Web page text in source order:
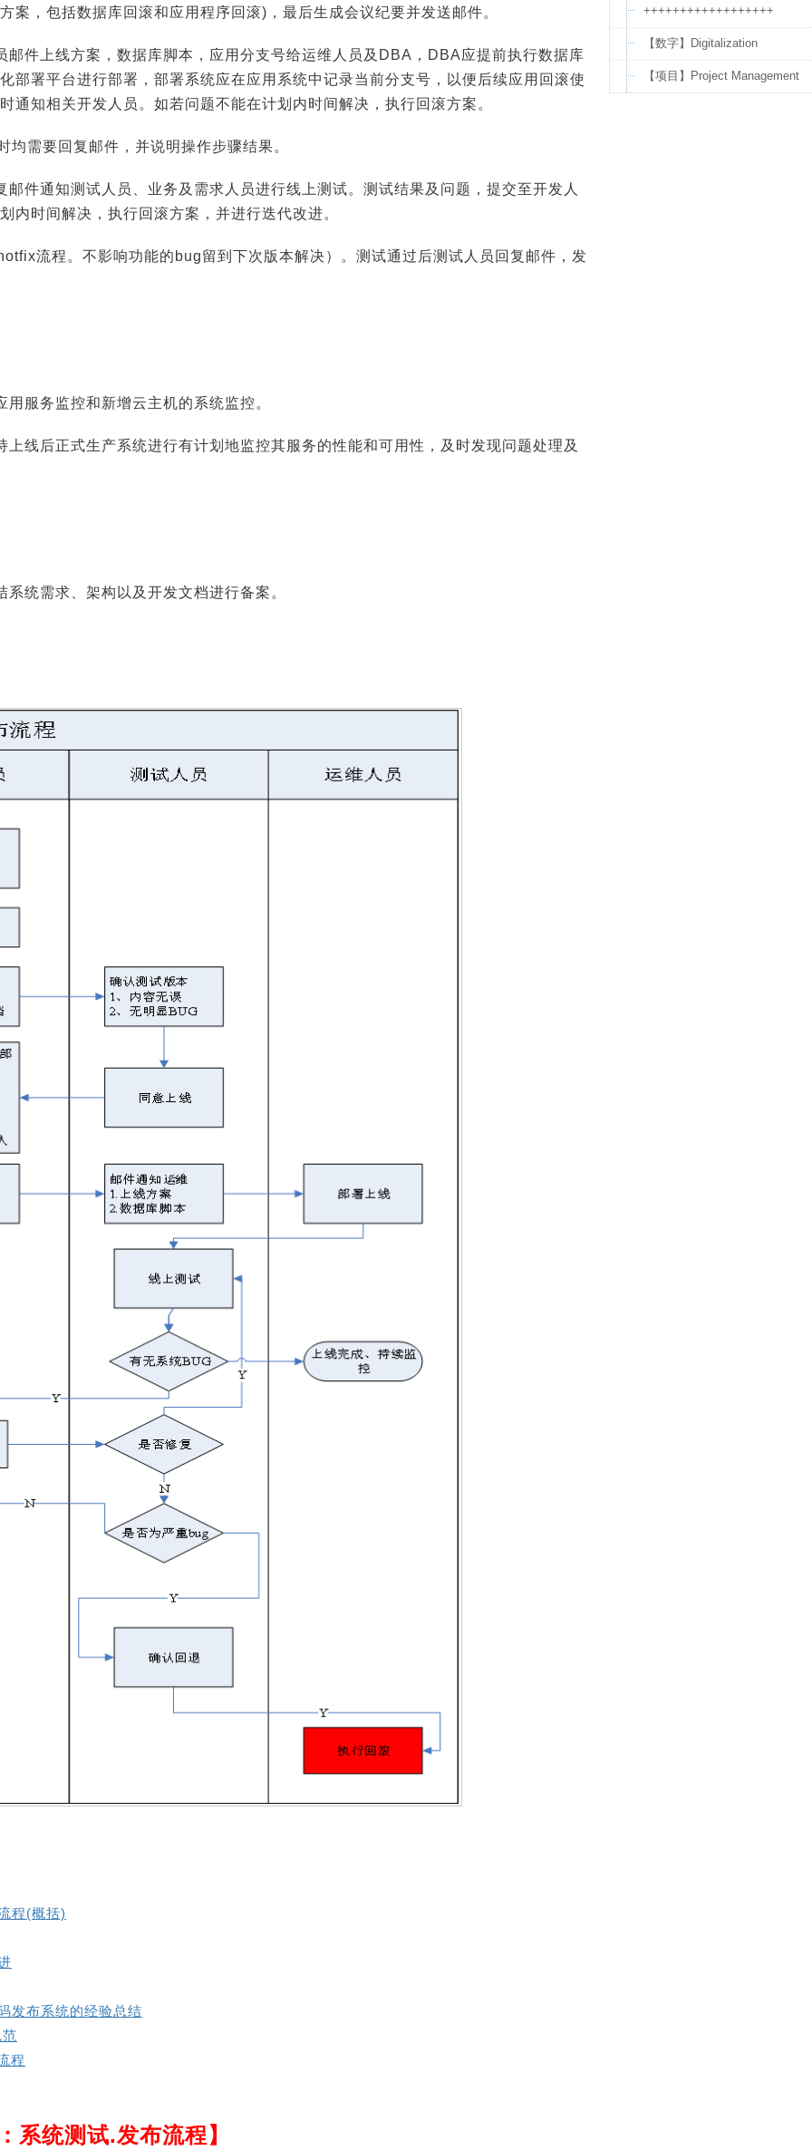
案，包括数据库回滚和应用程序回滚)，最后生成会议纪要并发送邮件。
邮件上线方案，数据库脚本，应用分支号给运维人员及DBA，DBA应提前执行数据库
部署平台进行部署，部署系统应在应用系统中记录当前分支号，以便后续应用回滚使
通知相关开发人员。如若问题不能在计划内时间解决，执行回滚方案。
均需要回复邮件，并说明操作步骤结果。
邮件通知测试人员、业务及需求人员进行线上测试。测试结果及问题，提交至开发人
内时间解决，执行回滚方案，并进行迭代改进。
流程。不影响功能的bug留到下次版本解决）。测试通过后测试人员回复邮件，发
服务监控和新增云主机的系统监控。
上线后正式生产系统进行有计划地监控其服务的性能和可用性，及时发现问题处理及
统需求、架构以及开发文档进行备案。
程(概括)
发布系统的经验总结
程
系统测试.发布流程】
++++++++++++++++++
【数字】Digitalization
【项目】Project Management